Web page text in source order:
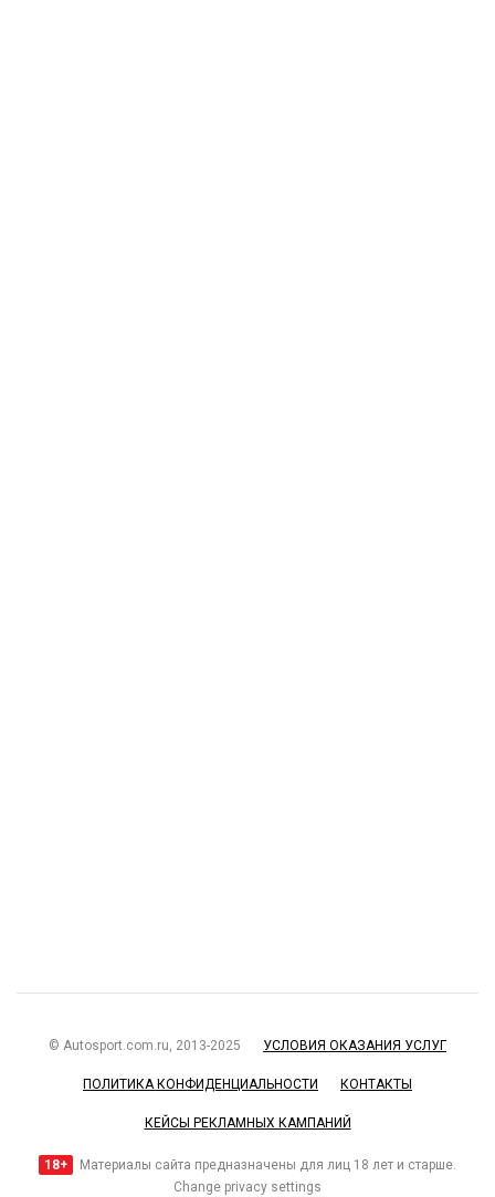
© Autosport.com.ru, 2013-2025 УСЛОВИЯ ОКАЗАНИЯ УСЛУГ
ПОЛИТИКА КОНФИДЕНЦИАЛЬНОСТИ КОНТАКТЫ
КЕЙСЫ РЕКЛАМНЫХ КАМПАНИЙ
18+
Материалы сайта предназначены для лиц 18 лет и старше.
Change privacy settings